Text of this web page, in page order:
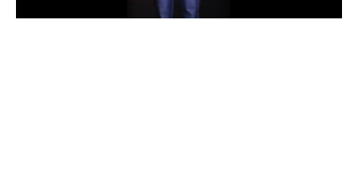
دوري أبطال إفريقيا